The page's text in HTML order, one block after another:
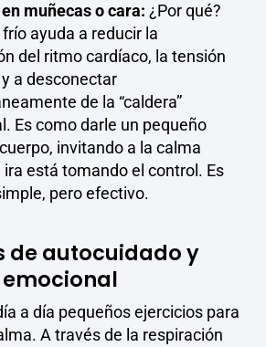
en muñecas o cara: ¿Por qué?
ayuda a reducir la
del ritmo cardíaco, la tensión
a desconectar
de la “caldera”
Es como darle un pequeño
invitando a la calma
ira está tomando el control. Es
pero efectivo.
de autocuidado y
a día pequeños ejercicios para
A través de la respiración